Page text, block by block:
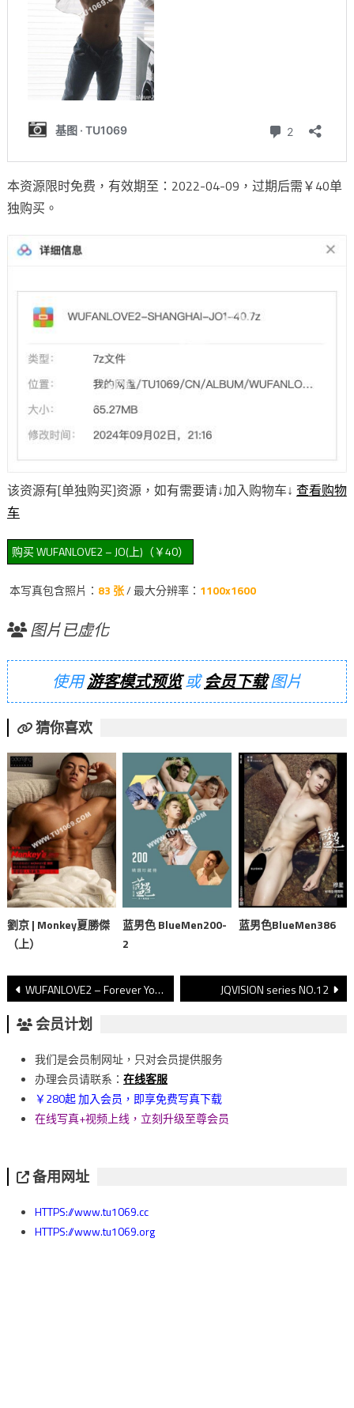
本资源限时免费，有效期至：2022-04-09，过期后需￥40单
独购买。
该资源有[单独购买]资源，如有需要请↓加入购物车↓ 查看购物
车
本写真包含照片： 83 张/ 最大分辨率： 1100x1600
图片已虚化
使用游客模式预览或会员下载图片
猜你喜欢
劉京 | Monkey夏勝傑
（上）
蓝男色 BlueMen200-
2
蓝男色BlueMen386
文
章
導
覽
WUFANLOVE2 – Forever Young JQVISION series NO.12
会员计划
我们是会员制网址，只对会员提供服务
办理会员请联系： 在线客服
￥280起 加入会员，即享免费写真下载
在线写真+视频上线，立刻升级至尊会员
备用网址
HTTPS://www.tu1069.cc
HTTPS://www.tu1069.org